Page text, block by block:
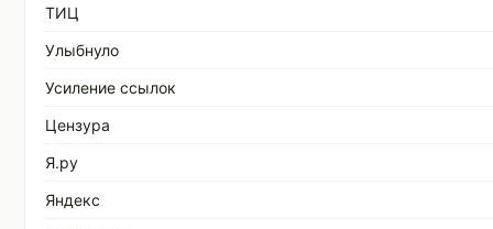
ТИЦ
Улыбнуло
Усиление ссылок
Цензура
Я.ру
Яндекс